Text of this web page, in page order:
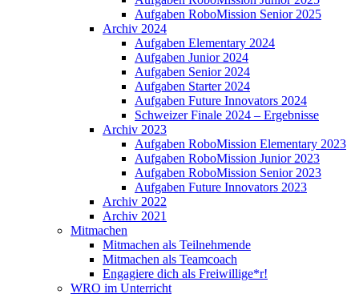
Aufgaben RoboMission Senior 2025
Archiv 2024
Aufgaben Elementary 2024
Aufgaben Junior 2024
Aufgaben Senior 2024
Aufgaben Starter 2024
Aufgaben Future Innovators 2024
Schweizer Finale 2024 – Ergebnisse
Archiv 2023
Aufgaben RoboMission Elementary 2023
Aufgaben RoboMission Junior 2023
Aufgaben RoboMission Senior 2023
Aufgaben Future Innovators 2023
Archiv 2022
Archiv 2021
Mitmachen
Mitmachen als Teilnehmende
Mitmachen als Teamcoach
Engagiere dich als Freiwillige*r!
WRO im Unterricht